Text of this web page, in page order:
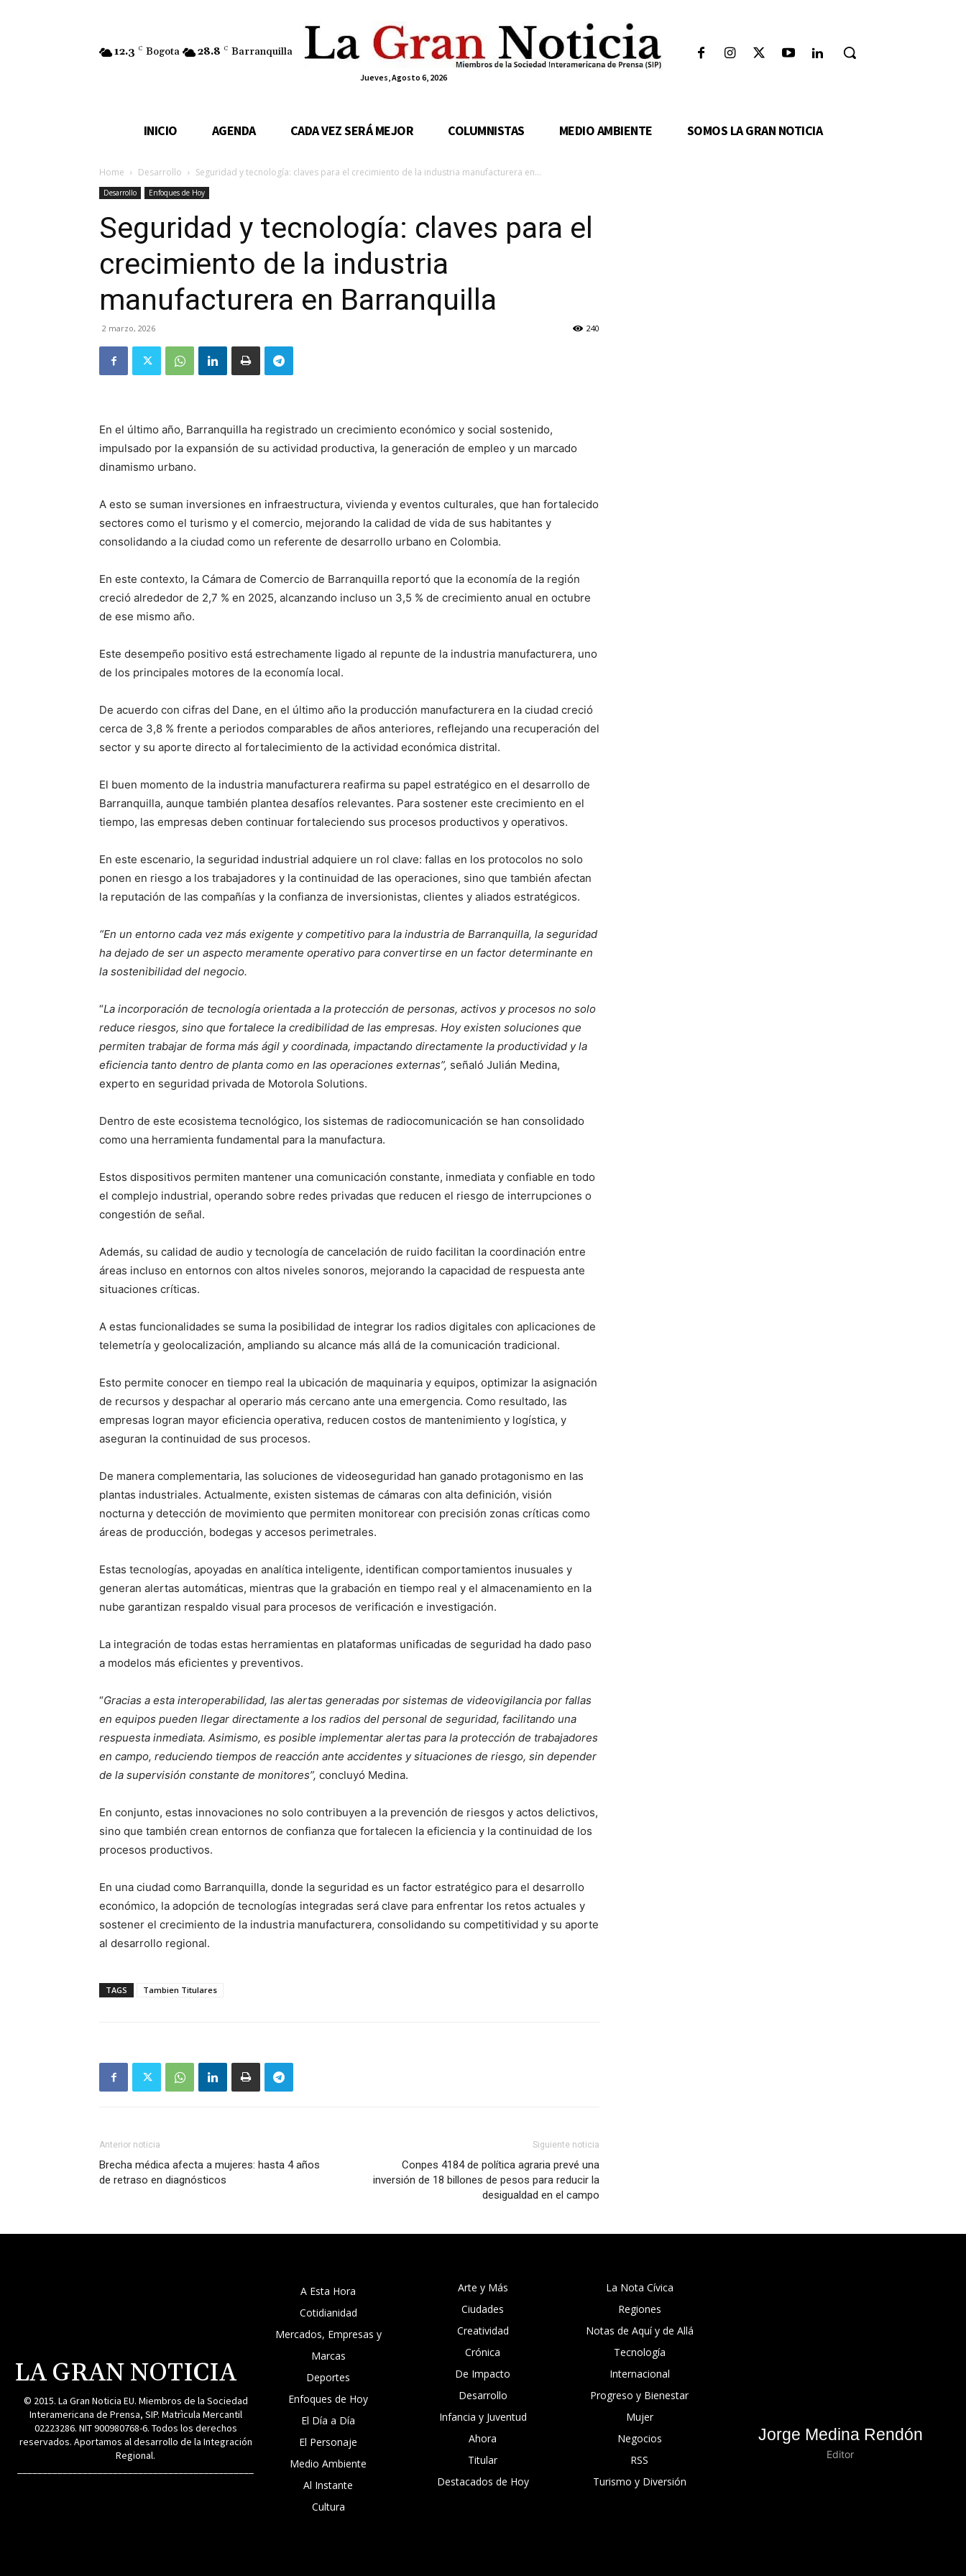
12.3 C Bogota 28.8 C Barranquilla
Jueves, Agosto 6, 2026
INICIO AGENDA CADA VEZ SERÁ MEJOR COLUMNISTAS MEDIO AMBIENTE SOMOS LA GRAN NOTICIA
Home Desarrollo Seguridad y tecnología: claves para el crecimiento de la industria manufacturera en...
Desarrollo Enfoques de Hoy
Seguridad y tecnología: claves para el
crecimiento de la industria
manufacturera en Barranquilla
2 marzo, 2026 240
En el último año, Barranquilla ha registrado un crecimiento económico y social sostenido,
impulsado por la expansión de su actividad productiva, la generación de empleo y un marcado
dinamismo urbano.
A esto se suman inversiones en infraestructura, vivienda y eventos culturales, que han fortalecido
sectores como el turismo y el comercio, mejorando la calidad de vida de sus habitantes y
consolidando a la ciudad como un referente de desarrollo urbano en Colombia.
En este contexto, la Cámara de Comercio de Barranquilla reportó que la economía de la región
creció alrededor de 2,7 % en 2025, alcanzando incluso un 3,5 % de crecimiento anual en octubre
de ese mismo año.
Este desempeño positivo está estrechamente ligado al repunte de la industria manufacturera, uno
de los principales motores de la economía local.
De acuerdo con cifras del Dane, en el último año la producción manufacturera en la ciudad creció
cerca de 3,8 % frente a periodos comparables de años anteriores, reflejando una recuperación del
sector y su aporte directo al fortalecimiento de la actividad económica distrital.
El buen momento de la industria manufacturera reafirma su papel estratégico en el desarrollo de
Barranquilla, aunque también plantea desafíos relevantes. Para sostener este crecimiento en el
tiempo, las empresas deben continuar fortaleciendo sus procesos productivos y operativos.
En este escenario, la seguridad industrial adquiere un rol clave: fallas en los protocolos no solo
ponen en riesgo a los trabajadores y la continuidad de las operaciones, sino que también afectan
la reputación de las compañías y la confianza de inversionistas, clientes y aliados estratégicos.
“En un entorno cada vez más exigente y competitivo para la industria de Barranquilla, la seguridad
ha dejado de ser un aspecto meramente operativo para convertirse en un factor determinante en
la sostenibilidad del negocio.
“La incorporación de tecnología orientada a la protección de personas, activos y procesos no solo
reduce riesgos, sino que fortalece la credibilidad de las empresas. Hoy existen soluciones que
permiten trabajar de forma más ágil y coordinada, impactando directamente la productividad y la
eficiencia tanto dentro de planta como en las operaciones externas”, señaló Julián Medina,
experto en seguridad privada de Motorola Solutions.
Dentro de este ecosistema tecnológico, los sistemas de radiocomunicación se han consolidado
como una herramienta fundamental para la manufactura.
Estos dispositivos permiten mantener una comunicación constante, inmediata y confiable en todo
el complejo industrial, operando sobre redes privadas que reducen el riesgo de interrupciones o
congestión de señal.
Además, su calidad de audio y tecnología de cancelación de ruido facilitan la coordinación entre
áreas incluso en entornos con altos niveles sonoros, mejorando la capacidad de respuesta ante
situaciones críticas.
A estas funcionalidades se suma la posibilidad de integrar los radios digitales con aplicaciones de
telemetría y geolocalización, ampliando su alcance más allá de la comunicación tradicional.
Esto permite conocer en tiempo real la ubicación de maquinaria y equipos, optimizar la asignación
de recursos y despachar al operario más cercano ante una emergencia. Como resultado, las
empresas logran mayor eficiencia operativa, reducen costos de mantenimiento y logística, y
aseguran la continuidad de sus procesos.
De manera complementaria, las soluciones de videoseguridad han ganado protagonismo en las
plantas industriales. Actualmente, existen sistemas de cámaras con alta definición, visión
nocturna y detección de movimiento que permiten monitorear con precisión zonas críticas como
áreas de producción, bodegas y accesos perimetrales.
Estas tecnologías, apoyadas en analítica inteligente, identifican comportamientos inusuales y
generan alertas automáticas, mientras que la grabación en tiempo real y el almacenamiento en la
nube garantizan respaldo visual para procesos de verificación e investigación.
La integración de todas estas herramientas en plataformas unificadas de seguridad ha dado paso
a modelos más eficientes y preventivos.
“Gracias a esta interoperabilidad, las alertas generadas por sistemas de videovigilancia por fallas
en equipos pueden llegar directamente a los radios del personal de seguridad, facilitando una
respuesta inmediata. Asimismo, es posible implementar alertas para la protección de trabajadores
en campo, reduciendo tiempos de reacción ante accidentes y situaciones de riesgo, sin depender
de la supervisión constante de monitores”, concluyó Medina.
En conjunto, estas innovaciones no solo contribuyen a la prevención de riesgos y actos delictivos,
sino que también crean entornos de confianza que fortalecen la eficiencia y la continuidad de los
procesos productivos.
En una ciudad como Barranquilla, donde la seguridad es un factor estratégico para el desarrollo
económico, la adopción de tecnologías integradas será clave para enfrentar los retos actuales y
sostener el crecimiento de la industria manufacturera, consolidando su competitividad y su aporte
al desarrollo regional.
TAGS Tambien Titulares
Anterior noticia
Brecha médica afecta a mujeres: hasta 4 años
de retraso en diagnósticos
Siguiente noticia
Conpes 4184 de política agraria prevé una
inversión de 18 billones de pesos para reducir la
desigualdad en el campo
LA GRAN NOTICIA
© 2015. La Gran Noticia EU. Miembros de la Sociedad
Interamericana de Prensa, SIP. Matrìcula Mercantil
02223286. NIT 900980768-6. Todos los derechos
reservados. Aportamos al desarrollo de la Integración
Regional.
A Esta Hora
Cotidianidad
Mercados, Empresas y
Marcas
Deportes
Enfoques de Hoy
El Día a Día
El Personaje
Medio Ambiente
Al Instante
Cultura
Arte y Más
Ciudades
Creatividad
Crónica
De Impacto
Desarrollo
Infancia y Juventud
Ahora
Titular
Destacados de Hoy
La Nota Cívica
Regiones
Notas de Aquí y de Allá
Tecnología
Internacional
Progreso y Bienestar
Mujer
Negocios
RSS
Turismo y Diversión
Jorge Medina Rendón
Editor